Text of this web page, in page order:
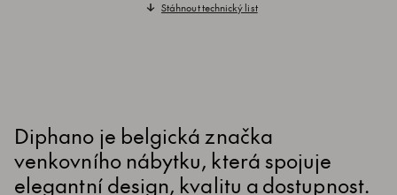
Stáhnout technický list
Diphano je belgická značka
venkovního nábytku, která spojuje
elegantní design, kvalitu a dostupnost.